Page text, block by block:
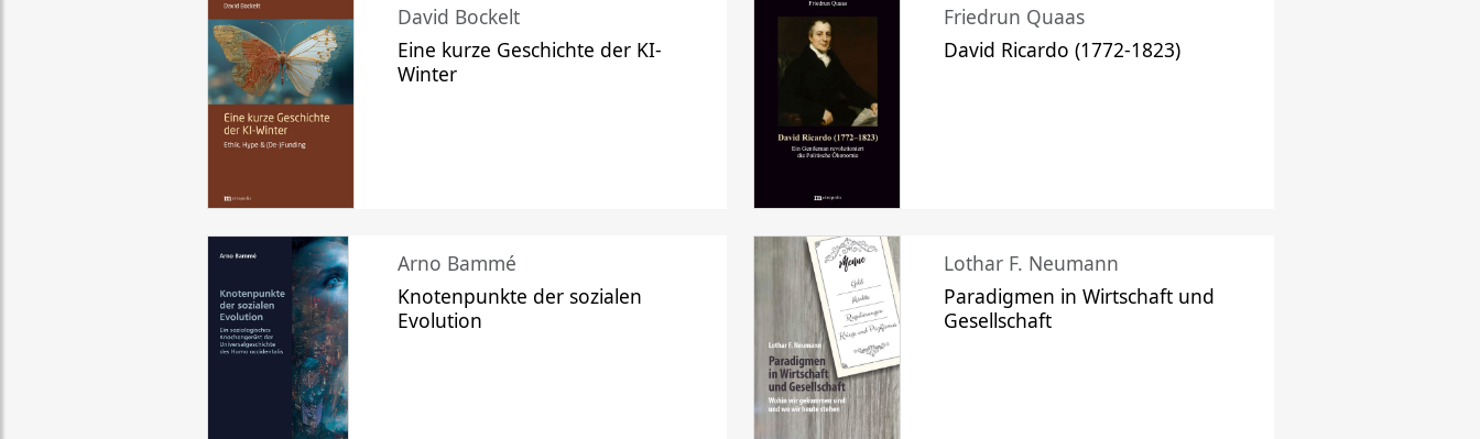
David Bockelt
Eine kurze Geschichte der KI-
Winter
Friedrun Quaas
David Ricardo (1772-1823)
Arno Bammé
Knotenpunkte der sozialen
Evolution
Lothar F. Neumann
Paradigmen in Wirtschaft und
Gesellschaft